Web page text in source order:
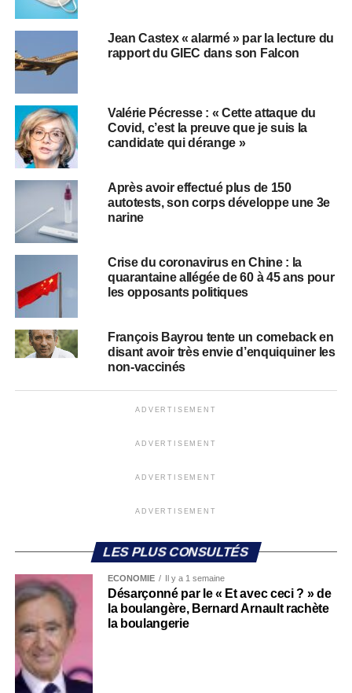
Jean Castex « alarmé » par la lecture du
rapport du GIEC dans son Falcon
Valérie Pécresse : « Cette attaque du
Covid, c’est la preuve que je suis la
candidate qui dérange »
Après avoir effectué plus de 150
autotests, son corps développe une 3e
narine
Crise du coronavirus en Chine : la
quarantaine allégée de 60 à 45 ans pour
les opposants politiques
François Bayrou tente un comeback en
disant avoir très envie d’enquiquiner les
non-vaccinés
ADVERTISEMENT
ADVERTISEMENT
ADVERTISEMENT
ADVERTISEMENT
LES PLUS CONSULTÉS
ECONOMIE Il y a 1 semaine
Désarçonné par le « Et avec ceci ? » de
la boulangère, Bernard Arnault rachète
la boulangerie